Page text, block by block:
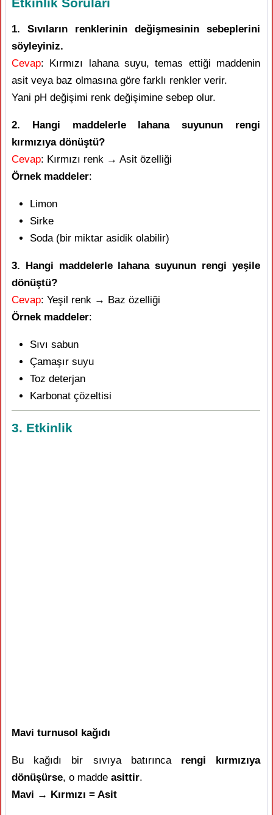
1. Sıvıların renklerinin değişmesinin sebeplerini
söyleyiniz.
Cevap: Kırmızı lahana suyu, temas ettiği maddenin
asit veya baz olmasına göre farklı renkler verir.
Yani pH değişimi renk değişimine sebep olur.
2. Hangi maddelerle lahana suyunun rengi
kırmızıya dönüştü?
Cevap: Kırmızı renk → Asit özelliği
Örnek maddeler:
Limon
Sirke
Soda (bir miktar asidik olabilir)
3. Hangi maddelerle lahana suyunun rengi yeşile
dönüştü?
Cevap: Yeşil renk → Baz özelliği
Örnek maddeler:
Sıvı sabun
Çamaşır suyu
Toz deterjan
Karbonat çözeltisi
3. Etkinlik
Mavi turnusol kağıdı
Bu kağıdı bir sıvıya batırınca rengi kırmızıya
dönüşürse, o madde asittir.
Mavi → Kırmızı = Asit